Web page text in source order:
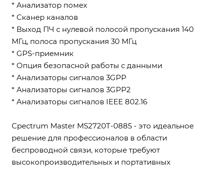
* Анализатор помех
* Сканер каналов
* Выход ПЧ с нулевой полосой пропускания 140
МГц, полоса пропускания 30 МГц
* GPS-приемник
* Опция безопасной работы с данными
* Анализаторы сигналов 3GPP
* Анализаторы сигналов 3GPP2
* Анализаторы сигналов IEEE 802.16
Сpectrum Master MS2720T-0885 - это идеальное
решение для профессионалов в области
беспроводной связи, которые требуют
высокопроизводительных и портативных